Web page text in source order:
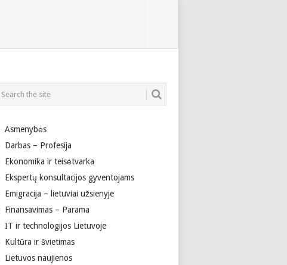
Asmenybės
Darbas – Profesija
Ekonomika ir teisėtvarka
Ekspertų konsultacijos gyventojams
Emigracija – lietuviai užsienyje
Finansavimas – Parama
IT ir technologijos Lietuvoje
Kultūra ir švietimas
Lietuvos naujienos